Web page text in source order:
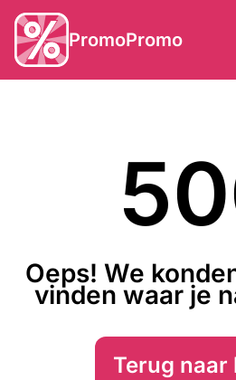
PromoPromo
Oeps! We
vinden waar je
Terug naar